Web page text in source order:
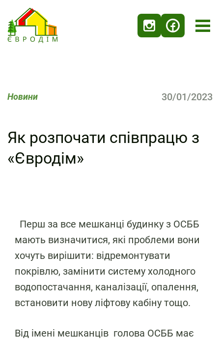
Новини 30/01/2023
Як розпочати співпрацю з
«Євродім»
Перш за все мешканці будинку з ОСББ
мають визначитися, які проблеми вони
хочуть вирішити: відремонтувати
покрівлю, замінити систему холодного
водопостачання, каналізації, опалення,
встановити нову ліфтову кабіну тощо.
Від імені мешканців голова ОСББ має